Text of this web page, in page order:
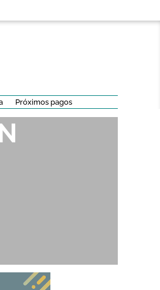
Próximos pagos